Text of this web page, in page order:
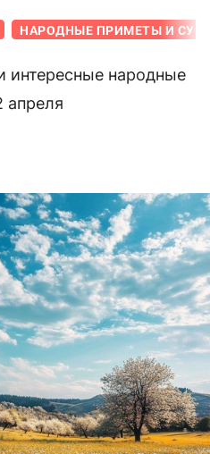
НАРОДНЫЕ ПРИМЕТЫ И
интересные народные
апреля